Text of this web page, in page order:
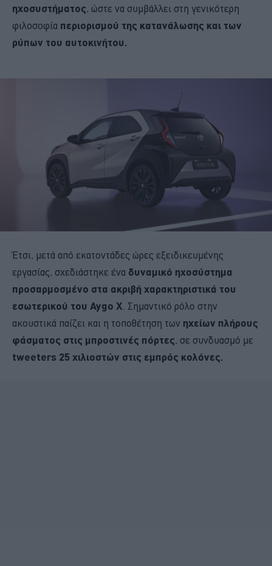
ηχοσυστήματος, ώστε να συμβάλλει στη γενικότερη
φιλοσοφία περιορισμού της κατανάλωσης και των
ρύπων του αυτοκινήτου.
Έτσι, μετά από εκατοντάδες ώρες εξειδικευμένης
εργασίας, σχεδιάστηκε ένα δυναμικό ηχοσύστημα
προσαρμοσμένο στα ακριβή χαρακτηριστικά του
εσωτερικού του Aygo X . Σημαντικό ρόλο στην
ακουστικά παίζει και η τοποθέτηση των ηχείων πλήρους
φάσματος στις μπροστινές πόρτες, σε συνδυασμό με
tweeters 25 χιλιοστών στις εμπρός κολόνες.